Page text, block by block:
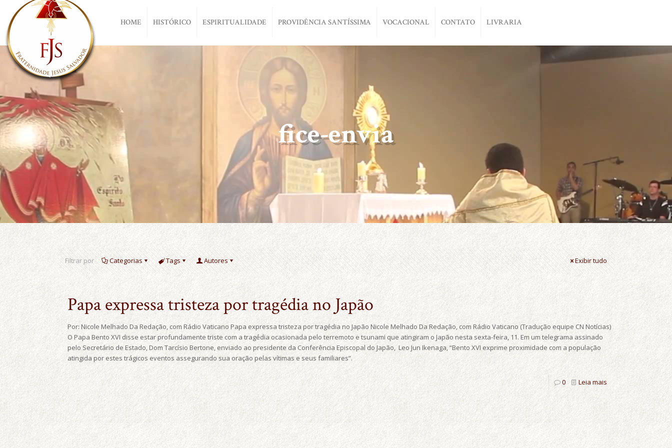
HOME HISTÓRICO ESPIRITUALIDADE PROVIDÊNCIA SANTÍSSIMA VOCACIONAL CONTATO LIVRARIA
fice-envia
Filtrar por Categorias Tags Autores Exibir tudo
Papa expressa tristeza por tragédia no Japão
Por: Nicole Melhado Da Redação, com Rádio Vaticano Papa expressa tristeza por tragédia no Japão Nicole Melhado Da Redação, com Rádio Vaticano (Tradução equipe CN Notícias)
O Papa Bento XVI disse estar profundamente triste com a tragédia ocasionada pelo terremoto e tsunami que atingiram o Japão nesta sexta-feira, 11. Em um telegrama assinado
pelo Secretário de Estado, Dom Tarcísio Bertone, enviado ao presidente da Conferência Episcopal do Japão, Leo Jun Ikenaga, “Bento XVI exprime proximidade com a população
atingida por estes trágicos eventos assegurando sua oração pelas vítimas e seus familiares”.
0 Leia mais